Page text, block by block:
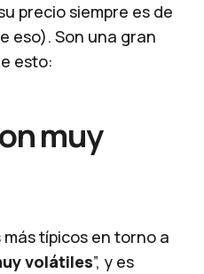
precio siempre es de
eso). Son una gran
esto:
muy
típicos en torno a
volátiles”, y es